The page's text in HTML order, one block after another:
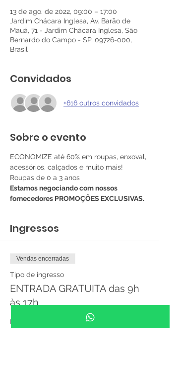
13 de ago. de 2022, 09:00 – 17:00
Jardim Chácara Inglesa, Av. Barão de
Mauá, 71 - Jardim Chácara Inglesa, São
Bernardo do Campo - SP, 09726-000,
Brasil
Convidados
+616 outros convidados
Sobre o evento
ECONOMIZE até 60% em roupas, enxoval,
acessórios, calçados e muito mais!
Roupas de 0 a 3 anos
Estamos negociando com nossos
fornecedores PROMOÇÕES EXCLUSIVAS.
Ingressos
Vendas encerradas
Tipo de ingresso
ENTRADA GRATUITA das 9h
às 17h
Preço